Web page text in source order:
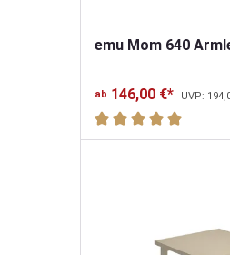
emu Mom 640
ab 146,00 €* UVP:
Durchschnittliche